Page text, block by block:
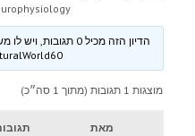
הדיון הזה מכיל 0 תגובות, ויש לו משתתף 1, והוא עודכן לאחרונה ע״י
NaturalWorld60
מוצגות 1 תגובות (מתוך 1 סה״כ)
מאת